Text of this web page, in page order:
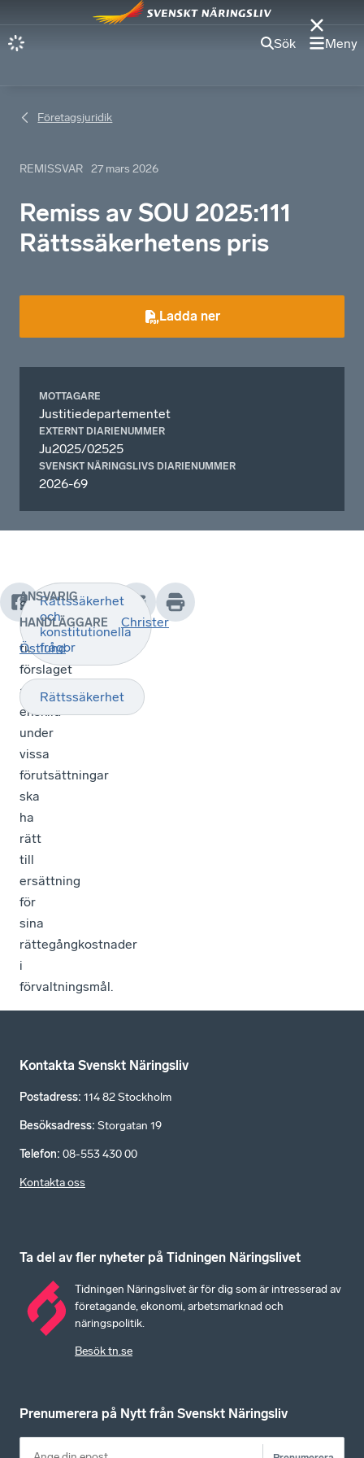
Sök Meny
Företagsjuridik
REMISSVAR 27 mars 2026
Remiss av SOU 2025:111
Rättssäkerhetens pris
Ladda ner
MOTTAGARE
Justitiedepartementet
EXTERNT DIARIENUMMER
Ju2025/02525
SVENSKT NÄRINGSLIVS DIARIENUMMER
2026-69
Svenskt
Näringsliv
tillstyrker
förslaget
att
enskild
under
vissa
förutsättningar
ska
ha
rätt
till
ersättning
för
sina
rättegångkostnader
i
förvaltningsmål.
Rättssäkerhet
och
konstitutionella
frågor
Rättssäkerhet
ANSVARIG
HANDLÄGGARE
Christer
Östlund
Kontakta Svenskt Näringsliv
Postadress: 114 82 Stockholm
Besöksadress: Storgatan 19
Telefon: 08-553 430 00
Kontakta oss
Ta del av fler nyheter på Tidningen Näringslivet
Tidningen Näringslivet är för dig som är intresserad av
företagande, ekonomi, arbetsmarknad och
näringspolitik.
Besök tn.se
Prenumerera på Nytt från Svenskt Näringsliv